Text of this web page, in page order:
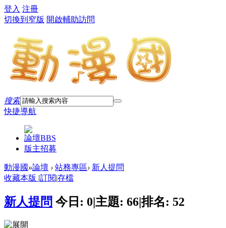
登入 注冊
切換到窄版 開啟輔助訪問
搜索
快捷導航
論壇BBS
版主招募
動漫國»論壇 › 站務專區› 新人提問
收藏本版 |訂閱|存檔
新人提問 今日: 0|主題: 66|排名: 52